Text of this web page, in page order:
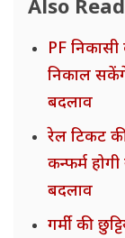
Also Read
PF
निकाल
बदलाव
रेल टिकट
कन्फर्म
बदलाव
गर्मी की